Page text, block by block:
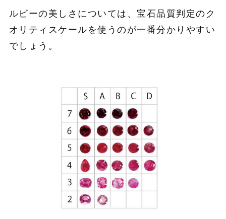
ルビーの美しさについては、宝石品質判定のク
オリティスケールを使うのが一番分かりやすい
でしょう。